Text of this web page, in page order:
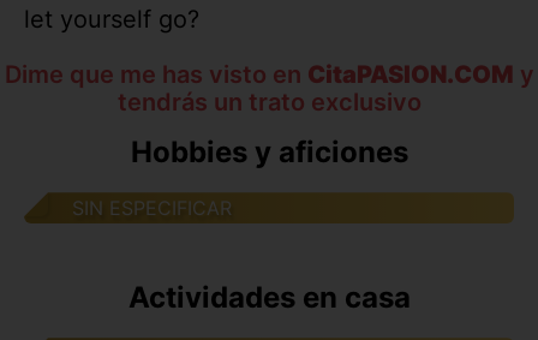
let yourself go?
Dime que me has visto en CitaPASION.COM y
tendrás un trato exclusivo
Hobbies y aficiones
SIN ESPECIFICAR
Actividades en casa